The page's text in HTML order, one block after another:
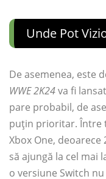
Unde Pot
De asemenea, este
WWE 2K24va fi
pare probabil, de
puțin prioritar. Între
Xbox One,
să ajungă la cel mai
o versiune Switch